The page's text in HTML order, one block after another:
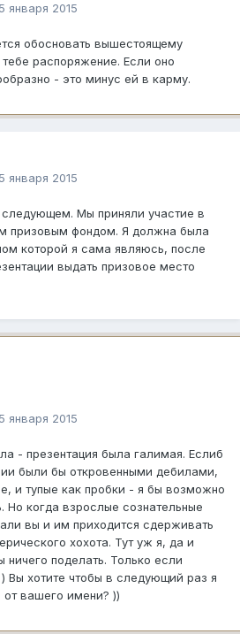
января 2015
обосновать вышестоящему
распоряжение. Если оно
- это минус ей в карму.
января 2015
Мы приняли участие в
призовым фондом. Я должна была
которой я сама являюсь, после
выдать призовое место
января 2015
- презентация была галимая. Еслиб
были бы откровенными дебилами,
и тупые как пробки - я бы возможно
Но когда взрослые сознательные
вы и им приходится сдерживать
хохота. Тут уж я, да и
поделать. Только если
Вы хотите чтобы в следующий раз я
вашего имени? ))